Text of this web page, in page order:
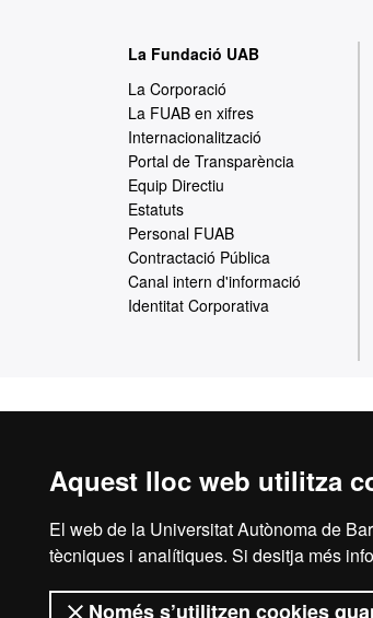
Aquest lloc web utilitza
El web de la Universitat Autònoma de
tècniques i analítiques. Si desitja més
Només s’utilitzen cookies
La Fundació UAB
La Corporació
La FUAB en xifres
Internacionalització
Portal de Transparència
Equip Directiu
Estatuts
Personal FUAB
Contractació Pública
Canal intern d'informació
Identitat Corporativa